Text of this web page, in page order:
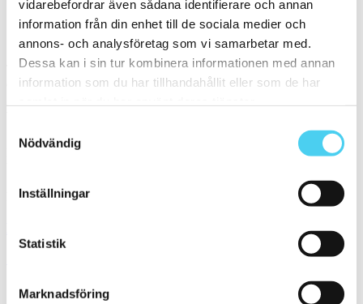
vidarebefordrar även sådana identifierare och annan
information från din enhet till de sociala medier och
annons- och analysföretag som vi samarbetar med.
Dessa kan i sin tur kombinera informationen med annan
information som du har tillhandahållit eller som de har
Nödvändig
Inställningar
Statistik
Marknadsföring
Sortera
Tyvärr gav sökningen inget resultat. Välj gärna en kategori nedan
eller gör om din sökning.
Handla kakel, och klinker online. I vår webbshop outlet hittar ni ett
Med över 30 år i branschen är vi experter på allt inom kakel och
klinker.